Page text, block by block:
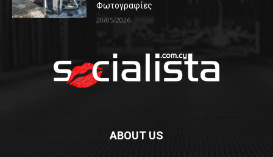
Φωτογραφίες
20/05/2026
ABOUT US